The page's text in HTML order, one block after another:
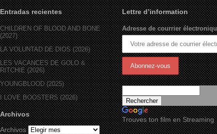
Entradas recientes
CHILDREN OF BLOOD AND BONE
(2027)
LA VOLUNTAD DE DIOS (2026)
LES VACANCES DE GOLO &
RITCHIE (2026)
YOUNGBLOOD (2025)
I LOVE BOOSTERS (2026)
Archivos
Archivos
Lettre d’information
Adresse de courrier
Trouves ton film en Streaming